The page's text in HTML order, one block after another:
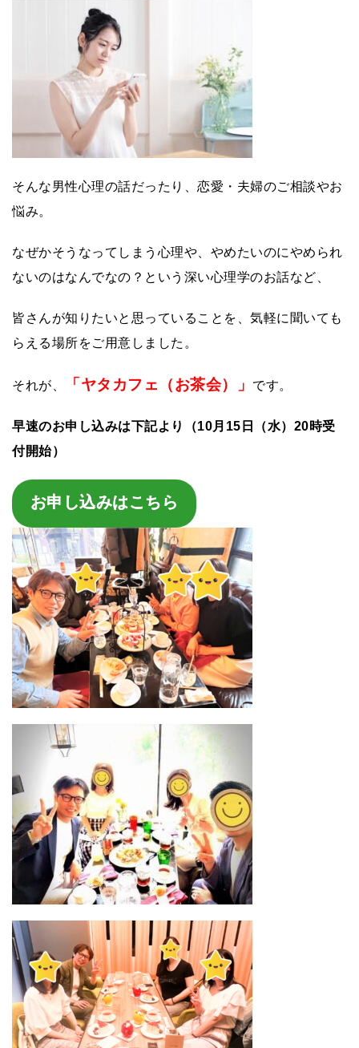
そんな男性心理の話だったり、恋愛・夫婦のご相談やお
悩み。
なぜかそうなってしまう心理や、やめたいのにやめられ
ないのはなんでなの？という深い心理学のお話など、
皆さんが知りたいと思っていることを、気軽に聞いても
らえる場所をご用意しました。
それが、 「ヤタカフェ（お茶会）」 です。
早速のお申し込みは下記より（10月15日（水）20時受
付開始）
お申し込みはこちら